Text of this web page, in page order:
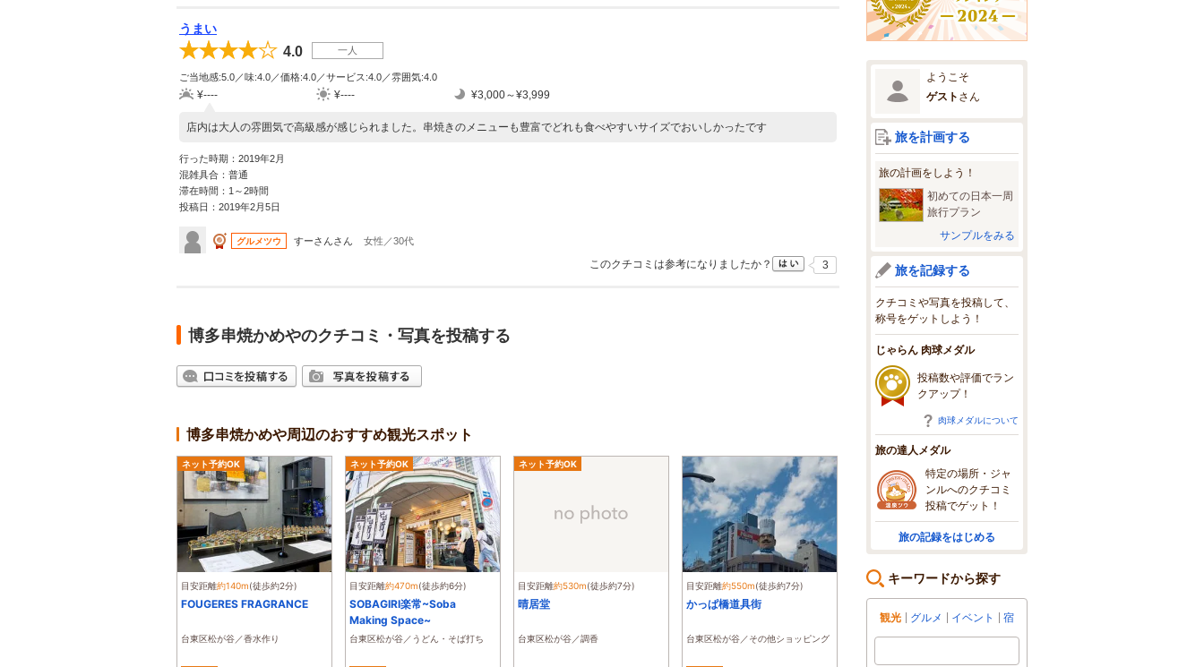
うまい
4.0 一人
ご当地感:5.0／味:4.0／価格:4.0／サービス:4.0／雰囲気:4.0
¥---- ¥---- ¥3,000～¥3,999
店内は大人の雰囲気で高級感が感じられました。串焼きのメニューも豊富でどれも食べやすいサイズでおいしかったです
行った時期：2019年2月
混雑具合：普通
滞在時間：1～2時間
投稿日：2019年2月5日
グルメツウ すーさんさん 女性／30代
このクチコミは参考になりましたか？ 3
博多串焼かめやのクチコミ・写真を投稿する
博多串焼かめや周辺のおすすめ観光スポット
ネット予約OK
目安距離約140m(徒歩約2分)
FOUGERES FRAGRANCE
台東区松が谷／香水作り
ネット予約OK
目安距離約470m(徒歩約6分)
SOBAGIRI楽常~Soba
Making Space~
台東区松が谷／うどん・そば打ち
ネット予約OK
目安距離約530m(徒歩約7分)
晴居堂
台東区松が谷／調香
目安距離約550m(徒歩約7分)
かっぱ橋道具街
台東区松が谷／その他ショッピング
ようこそ
ゲスト さん
旅を計画する
旅の計画をしよう！
初めての日本一周
旅行プラン
サンプルをみる
旅を記録する
クチコミや写真を投稿して、
称号をゲットしよう！
じゃらん 肉球メダル
投稿数や評価でラン
クアップ！
肉球メダルについて
旅の達人メダル
特定の場所・ジャ
ンルへのクチコミ
投稿でゲット！
旅の記録をはじめる
キーワードから探す
観光 グルメ イベント 宿